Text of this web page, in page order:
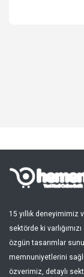
Giriş Yap
Kayıt Ol
Türkçe
15 yıllık deneyimimiz
sektörde ki
özgün tasarımlar
memnuniyetlerini
özverimiz, detaylı